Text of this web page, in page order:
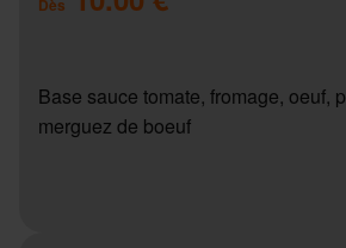
Dès
Base sauce tomate, fromage, oeuf,
merguez de boeuf